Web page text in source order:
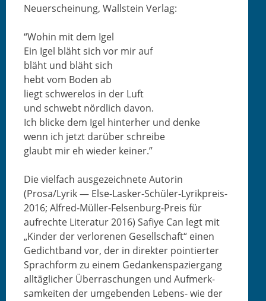
Neuer­schei­n­ung, Wall­stein Verlag:
“Wohin mit dem Igel
Ein Igel bläht sich vor mir auf
bläht und bläht sich
hebt vom Boden ab
liegt schw­ere­los in der Luft
und schwebt nördlich davon.
Ich blicke dem Igel hin­ter­her und denke
wenn ich jet­zt darüber schreibe
glaubt mir eh wieder keiner.”
Die vielfach aus­geze­ich­nete Autorin
(Prosa/Lyrik — Else-Lasker-Schüler-Lyrikpreis-
2016; Alfred-Müller-Felsen­burg-Preis für
aufrechte Lit­er­atur 2016) Safiye Can legt mit
„Kinder der ver­lore­nen Gesellschaft“ einen
Gedicht­band vor, der in direk­ter pointiert­er
Sprach­form zu einem Gedankenspazier­gang
alltäglich­er Über­raschun­gen und Aufmerk­
samkeit­en der umgeben­den Lebens- wie der